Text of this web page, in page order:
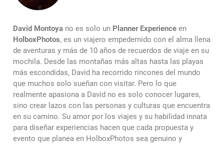
David Montoya no es solo un Planner Experience en
HolboxPhotos, es un viajero empedernido con el alma llena
de aventuras y más de 10 años de recuerdos de viaje en su
mochila. Desde las montañas más altas hasta las playas
más escondidas, David ha recorrido rincones del mundo
que muchos solo sueñan con visitar. Pero lo que
realmente apasiona a David no es solo conocer lugares,
sino crear lazos con las personas y culturas que encuentra
en su camino. Su amor por los viajes y su habilidad innata
para diseñar experiencias hacen que cada propuesta y
evento que planea en HolboxPhotos sea genuino y